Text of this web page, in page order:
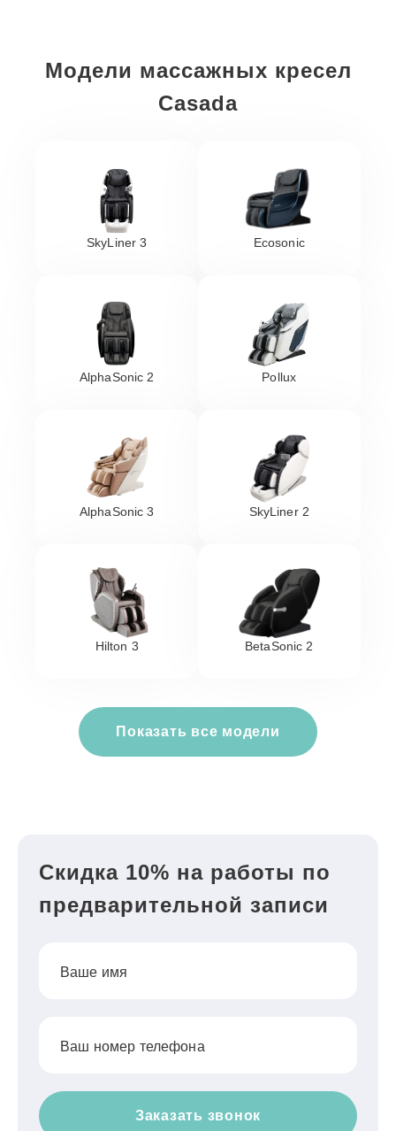
Модели массажных кресел
Casada
SkyLiner 3 Ecosonic
AlphaSonic 2 Pollux
AlphaSonic 3 SkyLiner 2
Hilton 3 BetaSonic 2
Показать все модели
Скидка 10% на работы по
предварительной записи
Ваше имя
Ваш номер телефона
Заказать звонок